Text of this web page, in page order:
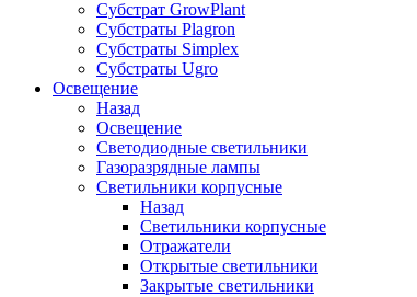
Субстрат GrowPlant
Субстраты Plagron
Субстраты Simplex
Субстраты Ugro
Освещение
Назад
Освещение
Светодиодные светильники
Газоразрядные лампы
Светильники корпусные
Назад
Светильники корпусные
Отражатели
Открытые светильники
Закрытые светильники